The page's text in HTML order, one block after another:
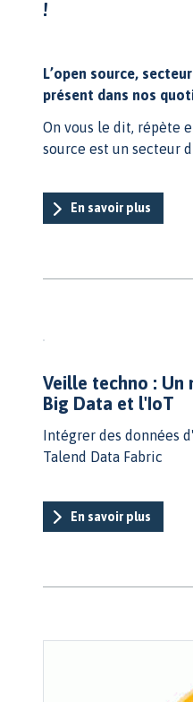
!
L’open source,
présent dans nos
On vous le dit, répète
source est un secteur
En savoir plus
Veille techno : Un
Big Data et l'IoT
Intégrer des données
Talend Data Fabric
En savoir plus